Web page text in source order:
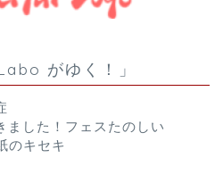
がゆく！」
ました！フェスたのしい
のキセキ